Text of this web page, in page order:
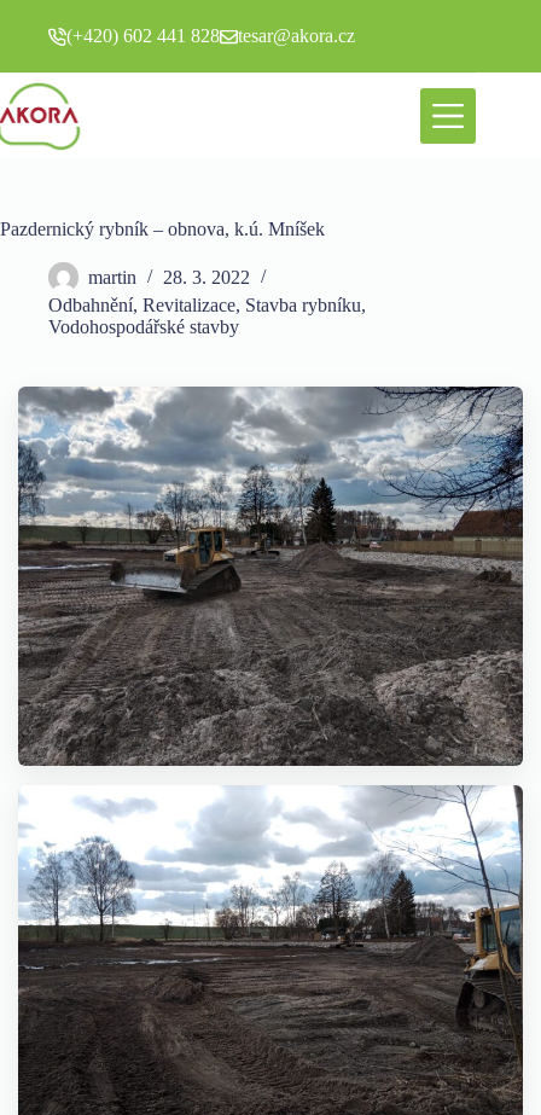
(+420) 602 441 828 tesar@akora.cz
Pazdernický rybník – obnova, k.ú. Mníšek
martin
28. 3. 2022
Odbahnění, Revitalizace, Stavba rybníku,
Vodohospodářské stavby